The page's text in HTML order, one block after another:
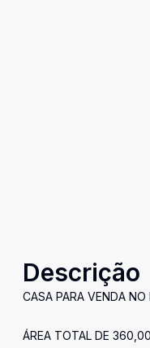
Descrição
CASA PARA VENDA
ÁREA TOTAL DE